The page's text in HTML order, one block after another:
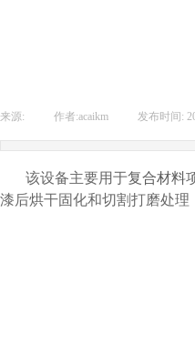
来源: 作者:acaikm 发布时间:
该设备主要用于复合材料
漆后烘干固化和切割打磨处